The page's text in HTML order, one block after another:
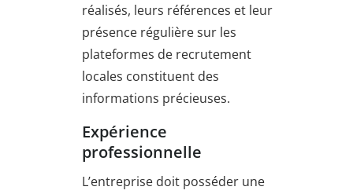
réalisés, leurs références et leur
présence régulière sur les
plateformes de recrutement
locales constituent des
informations précieuses.
Expérience
professionnelle
L’entreprise doit posséder une